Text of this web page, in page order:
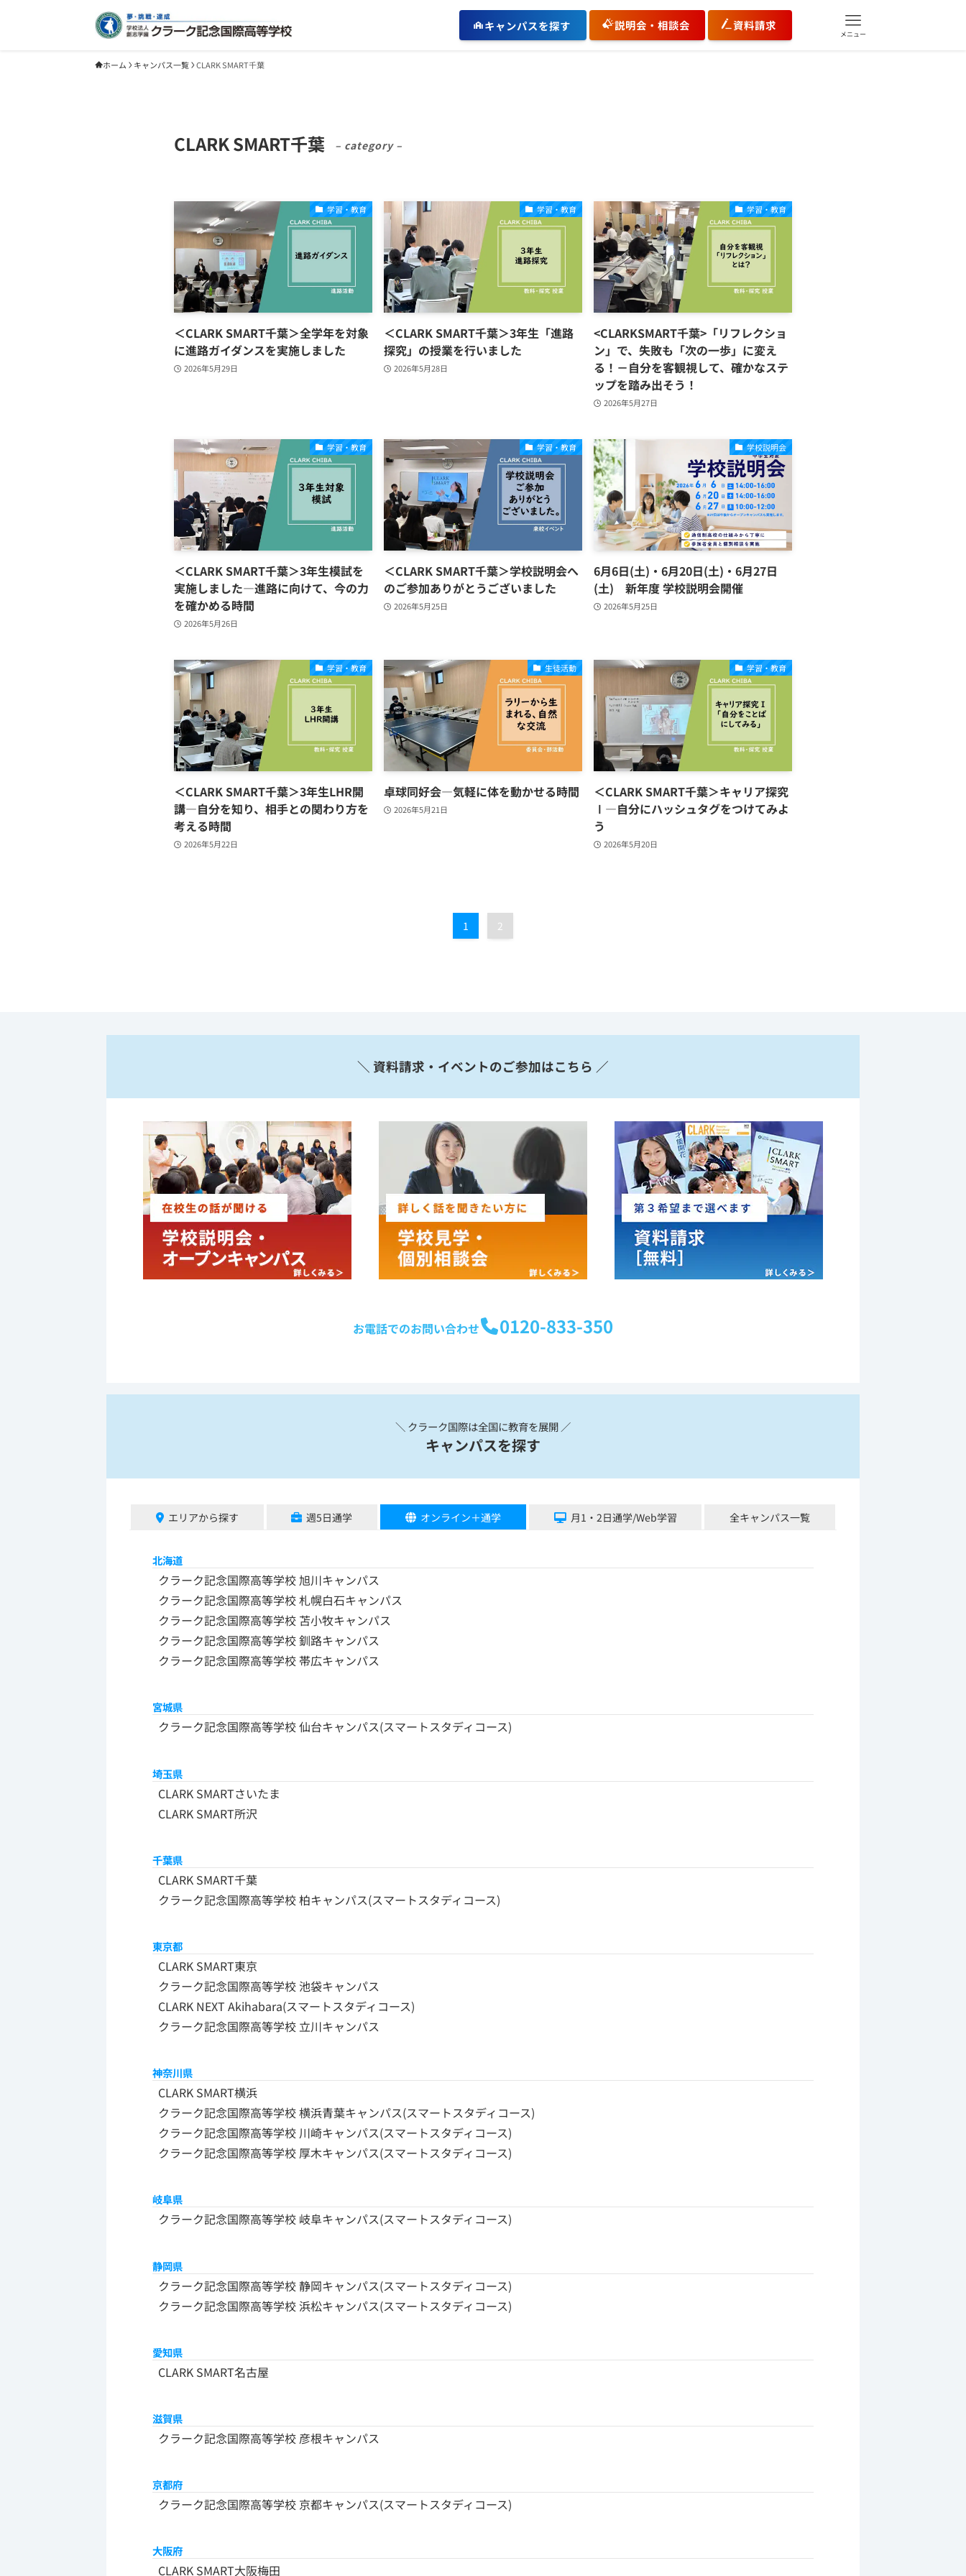
キャンパスを探す 説明会・相談会 資料請求
メニュー
ホーム キャンパス一覧 CLARK SMART千葉
CLARK SMART千葉 – category –
学習・教育
＜CLARK SMART千葉＞全学年を対象
に進路ガイダンスを実施しました
2026年5月29日
学習・教育
＜CLARK SMART千葉＞3年生「進路
探究」の授業を行いました
2026年5月28日
学習・教育
<CLARKSMART千葉>「リフレクショ
ン」で、失敗も「次の一歩」に変え
る！－自分を客観視して、確かなステ
ップを踏み出そう！
2026年5月27日
学習・教育
＜CLARK SMART千葉＞3年生模試を
実施しました―進路に向けて、今の力
を確かめる時間
2026年5月26日
学習・教育
＜CLARK SMART千葉＞学校説明会へ
のご参加ありがとうございました
2026年5月25日
学校説明会
6月6日(土)・6月20日(土)・6月27日
(土) 新年度 学校説明会開催
2026年5月25日
学習・教育
＜CLARK SMART千葉＞3年生LHR開
講―自分を知り、相手との関わり方を
考える時間
2026年5月22日
生徒活動
卓球同好会―気軽に体を動かせる時間
2026年5月21日
学習・教育
＜CLARK SMART千葉＞キャリア探究
Ⅰ―自分にハッシュタグをつけてみよ
う
2026年5月20日
1 2
＼ 資料請求・イベントのご参加はこちら ／
お電話でのお問い合わせ 0120-833-350
＼ クラーク国際は全国に教育を展開 ／
キャンパスを探す
エリアから探す 週5日通学 オンライン＋通学 月1・2日通学/Web学習 全キャンパス一覧
北海道
クラーク記念国際高等学校 旭川キャンパス
クラーク記念国際高等学校 札幌白石キャンパス
クラーク記念国際高等学校 苫小牧キャンパス
クラーク記念国際高等学校 釧路キャンパス
クラーク記念国際高等学校 帯広キャンパス
宮城県
クラーク記念国際高等学校 仙台キャンパス(スマートスタディコース)
埼玉県
CLARK SMARTさいたま
CLARK SMART所沢
千葉県
CLARK SMART千葉
クラーク記念国際高等学校 柏キャンパス(スマートスタディコース)
東京都
CLARK SMART東京
クラーク記念国際高等学校 池袋キャンパス
CLARK NEXT Akihabara(スマートスタディコース)
クラーク記念国際高等学校 立川キャンパス
神奈川県
CLARK SMART横浜
クラーク記念国際高等学校 横浜青葉キャンパス(スマートスタディコース)
クラーク記念国際高等学校 川崎キャンパス(スマートスタディコース)
クラーク記念国際高等学校 厚木キャンパス(スマートスタディコース)
岐阜県
クラーク記念国際高等学校 岐阜キャンパス(スマートスタディコース)
静岡県
クラーク記念国際高等学校 静岡キャンパス(スマートスタディコース)
クラーク記念国際高等学校 浜松キャンパス(スマートスタディコース)
愛知県
CLARK SMART名古屋
滋賀県
クラーク記念国際高等学校 彦根キャンパス
京都府
クラーク記念国際高等学校 京都キャンパス(スマートスタディコース)
大阪府
CLARK SMART大阪梅田